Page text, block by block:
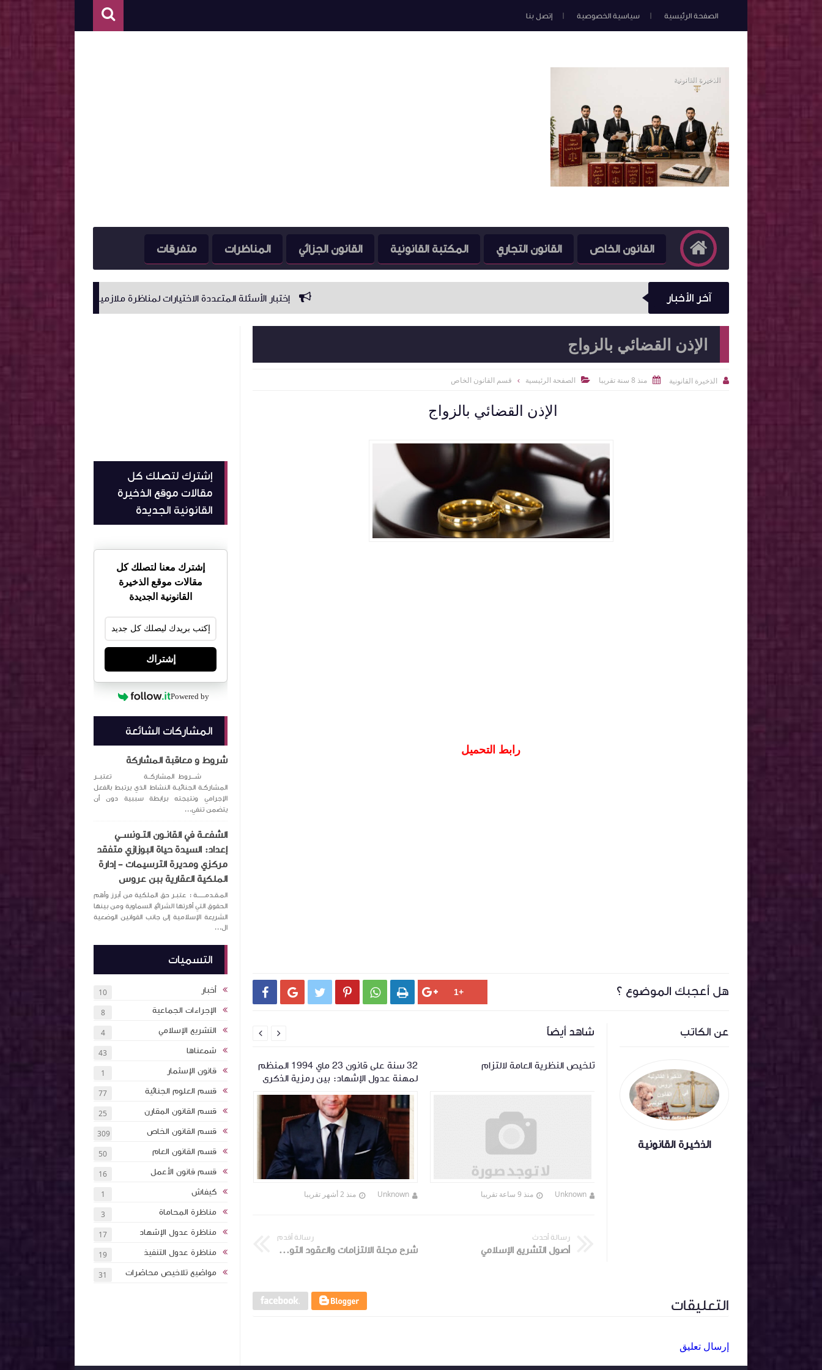
الصفحة الرئيسية سياسية الخصوصية إتصل بنا
القانون الخاص القانون التجاري المكتبة القانونية القانون الجزائي المناظرات متفرقات
آخر الأخبار إختبار الأسئلة المتعددة الاختيارات لمناظرة ملازمين للديوانة 2024
الإذن القضائي بالزواج
 الذخيرة القانونية  منذ 8 سنة تقريبا  الصفحة الرئيسية قسم القانون الخاص
الإذن القضائي بالزواج
رابط التحميل
هل أعجبك الموضوع ؟      
عن الكاتب
الذخيرة القانونية
شاهد أيضاً
تلخيص النظرية العامة لالتزام
Unknown منذ 9 ساعة تقريبا
32 سنة على قانون 23 ماي 1994 المنظم
لمهنة عدول الإشهاد: بين رمزية الذكرى
Unknown منذ 2 أشهر تقريبا
القوة التنفيذية للحجة العادلة المحررة من
عدول الإشهاد
Unknown


رسالة أحدث
أصول التشريع الإسلامي
رسالة أقدم
شرح مجلة الالتزامات والعقود التونسية
التعليقات
إرسال تعليق
إشترك لتصلك كل
مقالات موقع الذخيرة
القانونية الجديدة
إشترك معنا لتصلك كل
مقالات موقع الذخيرة
القانونية الجديدة
إشتراك
Powered by
المشاركات الشائعة
شروط و معاقبة المشاركة
شـــروط المشاركــة تعتبــر
المشاركـة الجنائيـة النشاط الذي يرتبط بالفعل
الإجرامي ونتيجته برابطة سببية دون أن
يتضمن تنفي...
الشفعـة في القانـون التـونســي
إعداد: السيدة حياة البوزازي متفقد
مركزي ومديرة الترسيمات – إدارة
الملكية العقارية ببن عروس
المـقـدمــــــة : عتبـر حق الملكية من أبرز وأهم
الحقوق التي أقرتها الشرائع السماوية ومن بينها
الشريعة الإسلامية إلى جانب القوانين الوضعية
ال...
التسميات
أخبار 10
الإجراءات الجماعية 8
التشريع الإسلامي 4
شمعناها 43
قانون الإسثمار 1
قسم العلوم الجنائية 77
قسم القانون المقارن 25
قسم القانون الخاص 309
قسم القانون العام 50
قسم قانون الأعمل 16
كيفاش 1
مناظرة المحاماة 3
مناظرة عدول الإشهاد 17
مناظرة عدول التنفيذ 19
مواضيع تلاخيص محاضرات 31